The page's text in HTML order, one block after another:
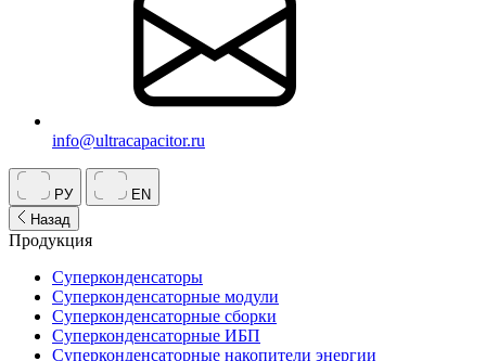
info@ultracapacitor.ru
РУ
EN
Назад
Продукция
Суперконденсаторы
Суперконденсаторные модули
Суперконденсаторные сборки
Суперконденсаторные ИБП
Суперконденсаторные накопители энергии